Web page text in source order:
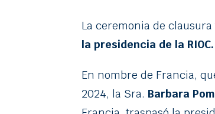
La ceremonia de
la presidencia de la RIOC.
En nombre de Francia,
2024, la Sra. Barbara